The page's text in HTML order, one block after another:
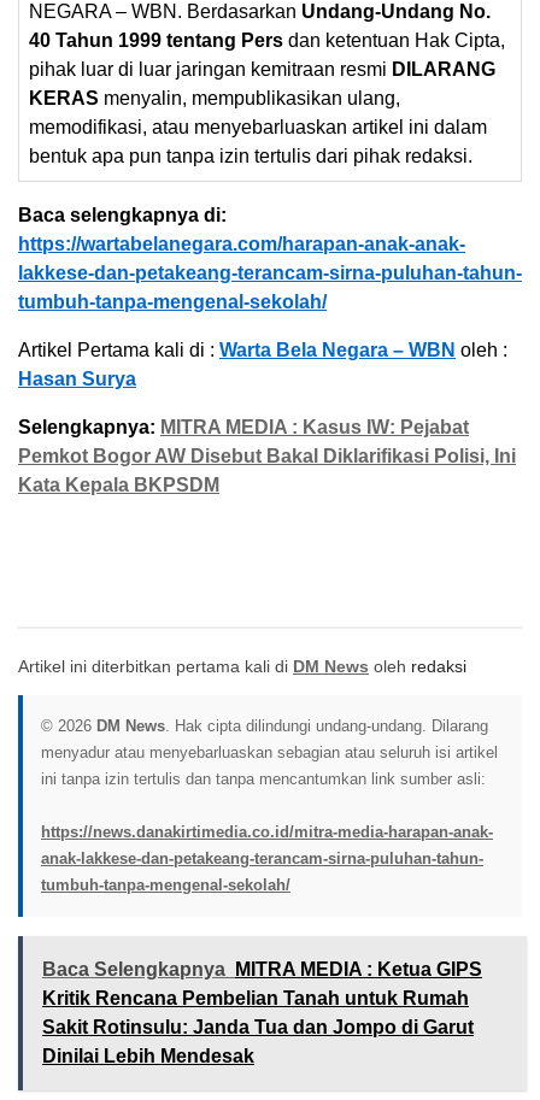
NEGARA – WBN. Berdasarkan Undang-Undang No.
40 Tahun 1999 tentang Pers dan ketentuan Hak Cipta,
pihak luar di luar jaringan kemitraan resmi DILARANG
KERAS menyalin, mempublikasikan ulang,
memodifikasi, atau menyebarluaskan artikel ini dalam
bentuk apa pun tanpa izin tertulis dari pihak redaksi.
Baca selengkapnya di:
https://wartabelanegara.com/harapan-anak-anak-
lakkese-dan-petakeang-terancam-sirna-puluhan-tahun-
tumbuh-tanpa-mengenal-sekolah/
Artikel Pertama kali di : Warta Bela Negara – WBN oleh :
Hasan Surya
Selengkapnya: MITRA MEDIA : Kasus IW: Pejabat
Pemkot Bogor AW Disebut Bakal Diklarifikasi Polisi, Ini
Kata Kepala BKPSDM
Artikel ini diterbitkan pertama kali di DM News oleh redaksi
© 2026 DM News. Hak cipta dilindungi undang-undang. Dilarang
menyadur atau menyebarluaskan sebagian atau seluruh isi artikel
ini tanpa izin tertulis dan tanpa mencantumkan link sumber asli:
https://news.danakirtimedia.co.id/mitra-media-harapan-anak-
anak-lakkese-dan-petakeang-terancam-sirna-puluhan-tahun-
tumbuh-tanpa-mengenal-sekolah/
Baca Selengkapnya
MITRA MEDIA : Ketua GIPS
Kritik Rencana Pembelian Tanah untuk Rumah
Sakit Rotinsulu: Janda Tua dan Jompo di Garut
Dinilai Lebih Mendesak